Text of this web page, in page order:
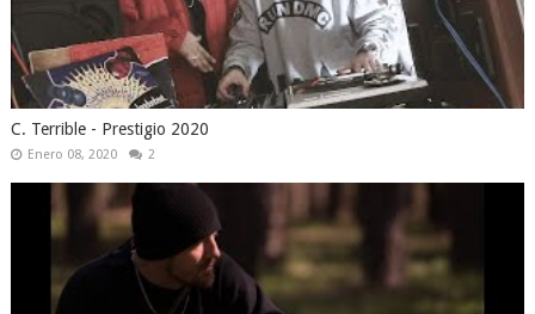
C. Terrible - Prestigio 2020
Enero 08, 2020 2